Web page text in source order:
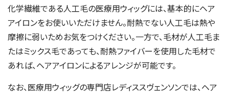
化学繊維である人工毛の医療用ウィッグには、基本的にヘア
アイロンをお使いいただけません。耐熱でない人工毛は熱や
摩擦に弱いためお気をつけください。一方で、毛材が人工毛ま
たはミックス毛であっても、耐熱ファイバーを使用した毛材で
あれば、ヘアアイロンによるアレンジが可能です。
なお、医療用ウィッグの専門店レディススヴェンソンでは、ヘア